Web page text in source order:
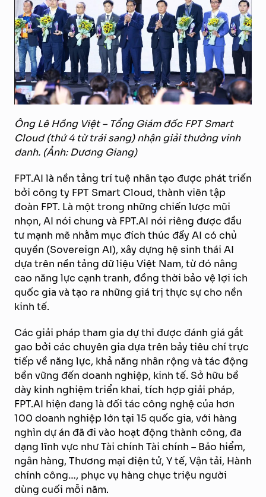
Ông Lê Hồng Việt – Tổng Giám đốc FPT Smart
Cloud (thứ 4 từ trái sang) nhận giải thưởng vinh
danh. (Ảnh: Dương Giang)
FPT.AI là nền tảng trí tuệ nhân tạo được phát triển
bởi công ty FPT Smart Cloud, thành viên tập
đoàn FPT. Là một trong những chiến lược mũi
nhọn, AI nói chung và FPT.AI nói riêng được đầu
tư mạnh mẽ nhằm mục đích thúc đẩy AI có chủ
quyền (Sovereign AI), xây dựng hệ sinh thái AI
dựa trên nền tảng dữ liệu Việt Nam, từ đó nâng
cao năng lực cạnh tranh, đồng thời bảo vệ lợi ích
quốc gia và tạo ra những giá trị thực sự cho nền
kinh tế.
Các giải pháp tham gia dự thi được đánh giá gắt
gao bởi các chuyên gia dựa trên bảy tiêu chí trực
tiếp về năng lực, khả năng nhân rộng và tác động
bền vững đến doanh nghiệp, kinh tế. Sở hữu bề
dày kinh nghiệm triển khai, tích hợp giải pháp,
FPT.AI hiện đang là đối tác công nghệ của hơn
100 doanh nghiệp lớn tại 15 quốc gia, với hàng
nghìn dự án đã đi vào hoạt động thành công, đa
dạng lĩnh vực như Tài chính Tài chính – Bảo hiểm,
ngân hàng, Thương mại điện tử, Y tế, Vận tải, Hành
chính công…, phục vụ hàng chục triệu người
dùng cuối mỗi năm.